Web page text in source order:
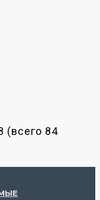
(всего 84